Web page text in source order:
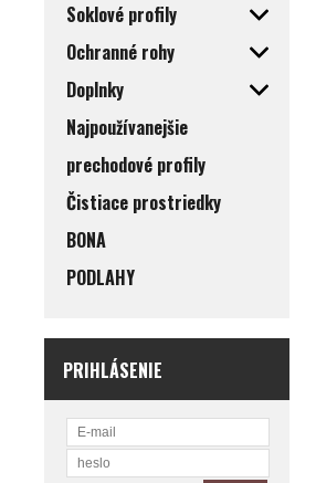
Soklové profily
Ochranné rohy
Doplnky
Najpoužívanejšie
prechodové profily
Čistiace prostriedky
BONA
PODLAHY
PRIHLÁSENIE